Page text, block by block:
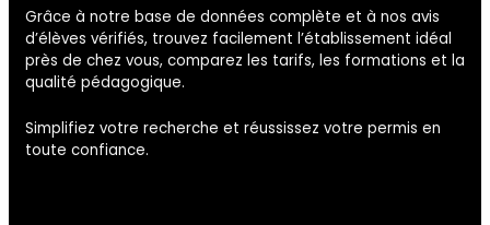
Grâce à notre base de données complète et à nos avis
d’élèves vérifiés, trouvez facilement l’établissement idéal
près de chez vous, comparez les tarifs, les formations et la
qualité pédagogique.
Simplifiez votre recherche et réussissez votre permis en
toute confiance.